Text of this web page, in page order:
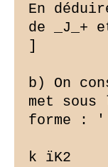
En
de _J_+
]
b) On
met sous
forme : '
k ïK2